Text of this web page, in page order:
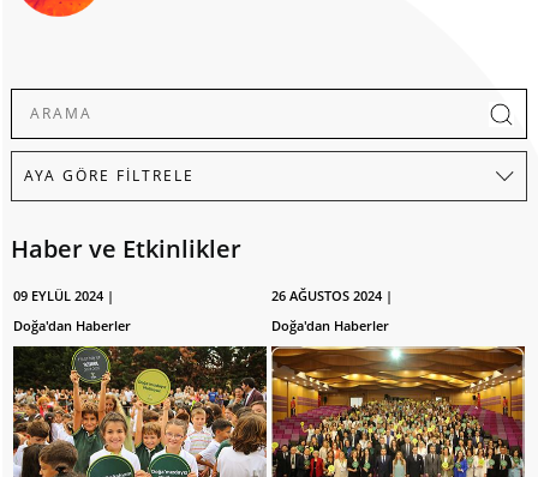
Haber ve Etkinlikler
09 EYLÜL 2024 |
Doğa'dan Haberler
26 AĞUSTOS 2024 |
Doğa'dan Haberler